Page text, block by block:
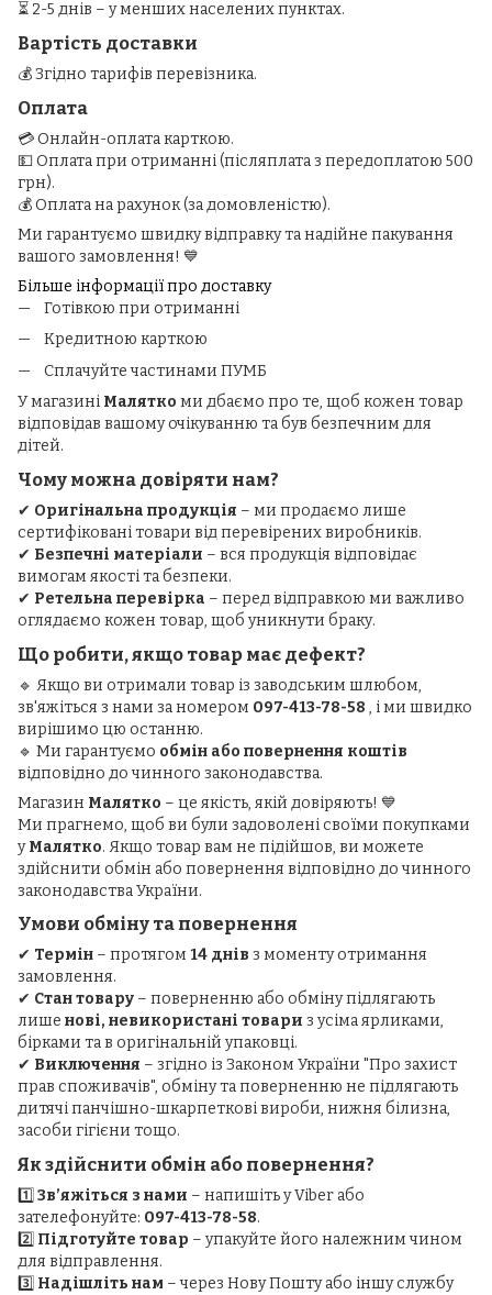
⏳ 2-5 днів – у менших населених пунктах.
Вартість доставки
💰 Згідно тарифів перевізника.
Оплата
💳 Онлайн-оплата карткою.
💵 Оплата при отриманні (післяплата з передоплатою 500
грн).
💰 Оплата на рахунок (за домовленістю).
Ми гарантуємо швидку відправку та надійне пакування
вашого замовлення! 💙
Більше інформації про доставку
Готівкою при отриманні
Кредитною карткою
Сплачуйте частинами ПУМБ
У магазині Малятко ми дбаємо про те, щоб кожен товар
відповідав вашому очікуванню та був безпечним для
дітей.
Чому можна довіряти нам?
✔ Оригінальна продукція – ми продаємо лише
сертифіковані товари від перевірених виробників.
✔ Безпечні матеріали – вся продукція відповідає
вимогам якості та безпеки.
✔ Ретельна перевірка – перед відправкою ми важливо
оглядаємо кожен товар, щоб уникнути браку.
Що робити, якщо товар має дефект?
🔹 Якщо ви отримали товар із заводським шлюбом,
зв'яжіться з нами за номером 097-413-78-58 , і ми швидко
вирішимо цю останню.
🔹 Ми гарантуємо обмін або повернення коштів
відповідно до чинного законодавства.
Магазин Малятко – це якість, якій довіряють! 💙
Ми прагнемо, щоб ви були задоволені своїми покупками
уМалятко. Якщо товар вам не підійшов, ви можете
здійснити обмін або повернення відповідно до чинного
законодавства України.
Умови обміну та повернення
✔ Термін – протягом 14 днів з моменту отримання
замовлення.
✔ Стан товару – поверненню або обміну підлягають
лише нові, невикористані товари з усіма ярликами,
бірками та в оригінальній упаковці.
✔ Виключення – згідно із Законом України "Про захист
прав споживачів", обміну та поверненню не підлягають
дитячі панчішно-шкарпеткові вироби, нижня білизна,
засоби гігієни тощо.
Як здійснити обмін або повернення?
1️⃣ Зв’яжіться з нами – напишіть у Viber або
зателефонуйте: 097-413-78-58.
2️⃣ Підготуйте товар – упакуйте його належним чином
для відправлення.
3️⃣ Надішліть нам – через Нову Пошту або іншу службу